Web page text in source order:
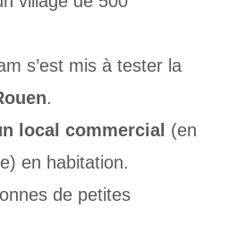
s’est mis à tester la
.
local commercial (en
en habitation.
de petites